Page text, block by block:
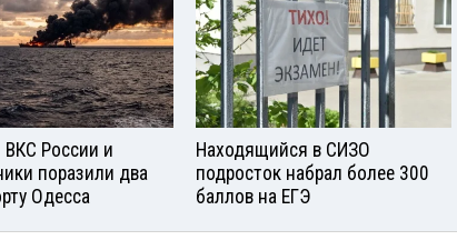
России и
поразили два
Одесса
Находящийся в СИЗО
подросток набрал более 300
баллов на ЕГЭ